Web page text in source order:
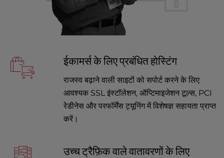
ईकामर्स के लिए प्रबंधित होस्टिंग
राजस्व बढ़ाने वाली साइटों को सपोर्ट करने के लिए
आवश्यक SSL इंस्टॉलेशन, ऑप्टिमाइजेशन टूल्स, PCI
रेडीनेस और परफॉर्मेंस ट्यूनिंग में विशेषज्ञ सहायता प्राप्त
करें।
उच्च ट्रैफ़िक वाले वातावरणों के लिए